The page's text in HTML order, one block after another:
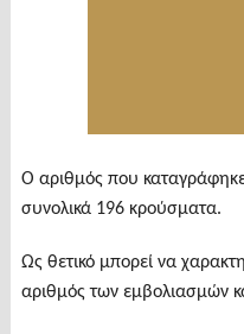
Ο αριθμός που καταγράφηκε
συνολικά 196 κρούσματα.
Ως θετικό μπορεί να
αριθμός των εμβολιασμών